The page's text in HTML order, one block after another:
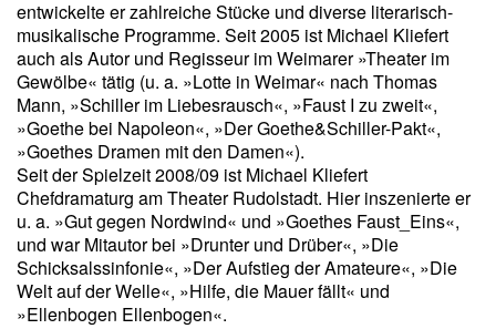
entwickelte er zahlreiche Stücke und diverse literarisch-
musikalische Programme. Seit 2005 ist Michael Kliefert
auch als Autor und Regisseur im Weimarer »Theater im
Gewölbe« tätig (u. a. »Lotte in Weimar« nach Thomas
Mann, »Schiller im Liebesrausch«, »Faust I zu zweit«,
»Goethe bei Napoleon«, »Der Goethe&Schiller-Pakt«,
»Goethes Dramen mit den Damen«).
Seit der Spielzeit 2008/09 ist Michael Kliefert
Chefdramaturg am Theater Rudolstadt. Hier inszenierte er
u. a. »Gut gegen Nordwind« und »Goethes Faust_Eins«,
und war Mitautor bei »Drunter und Drüber«, »Die
Schicksalssinfonie«, »Der Aufstieg der Amateure«, »Die
Welt auf der Welle«, »Hilfe, die Mauer fällt« und
»Ellenbogen Ellenbogen«.